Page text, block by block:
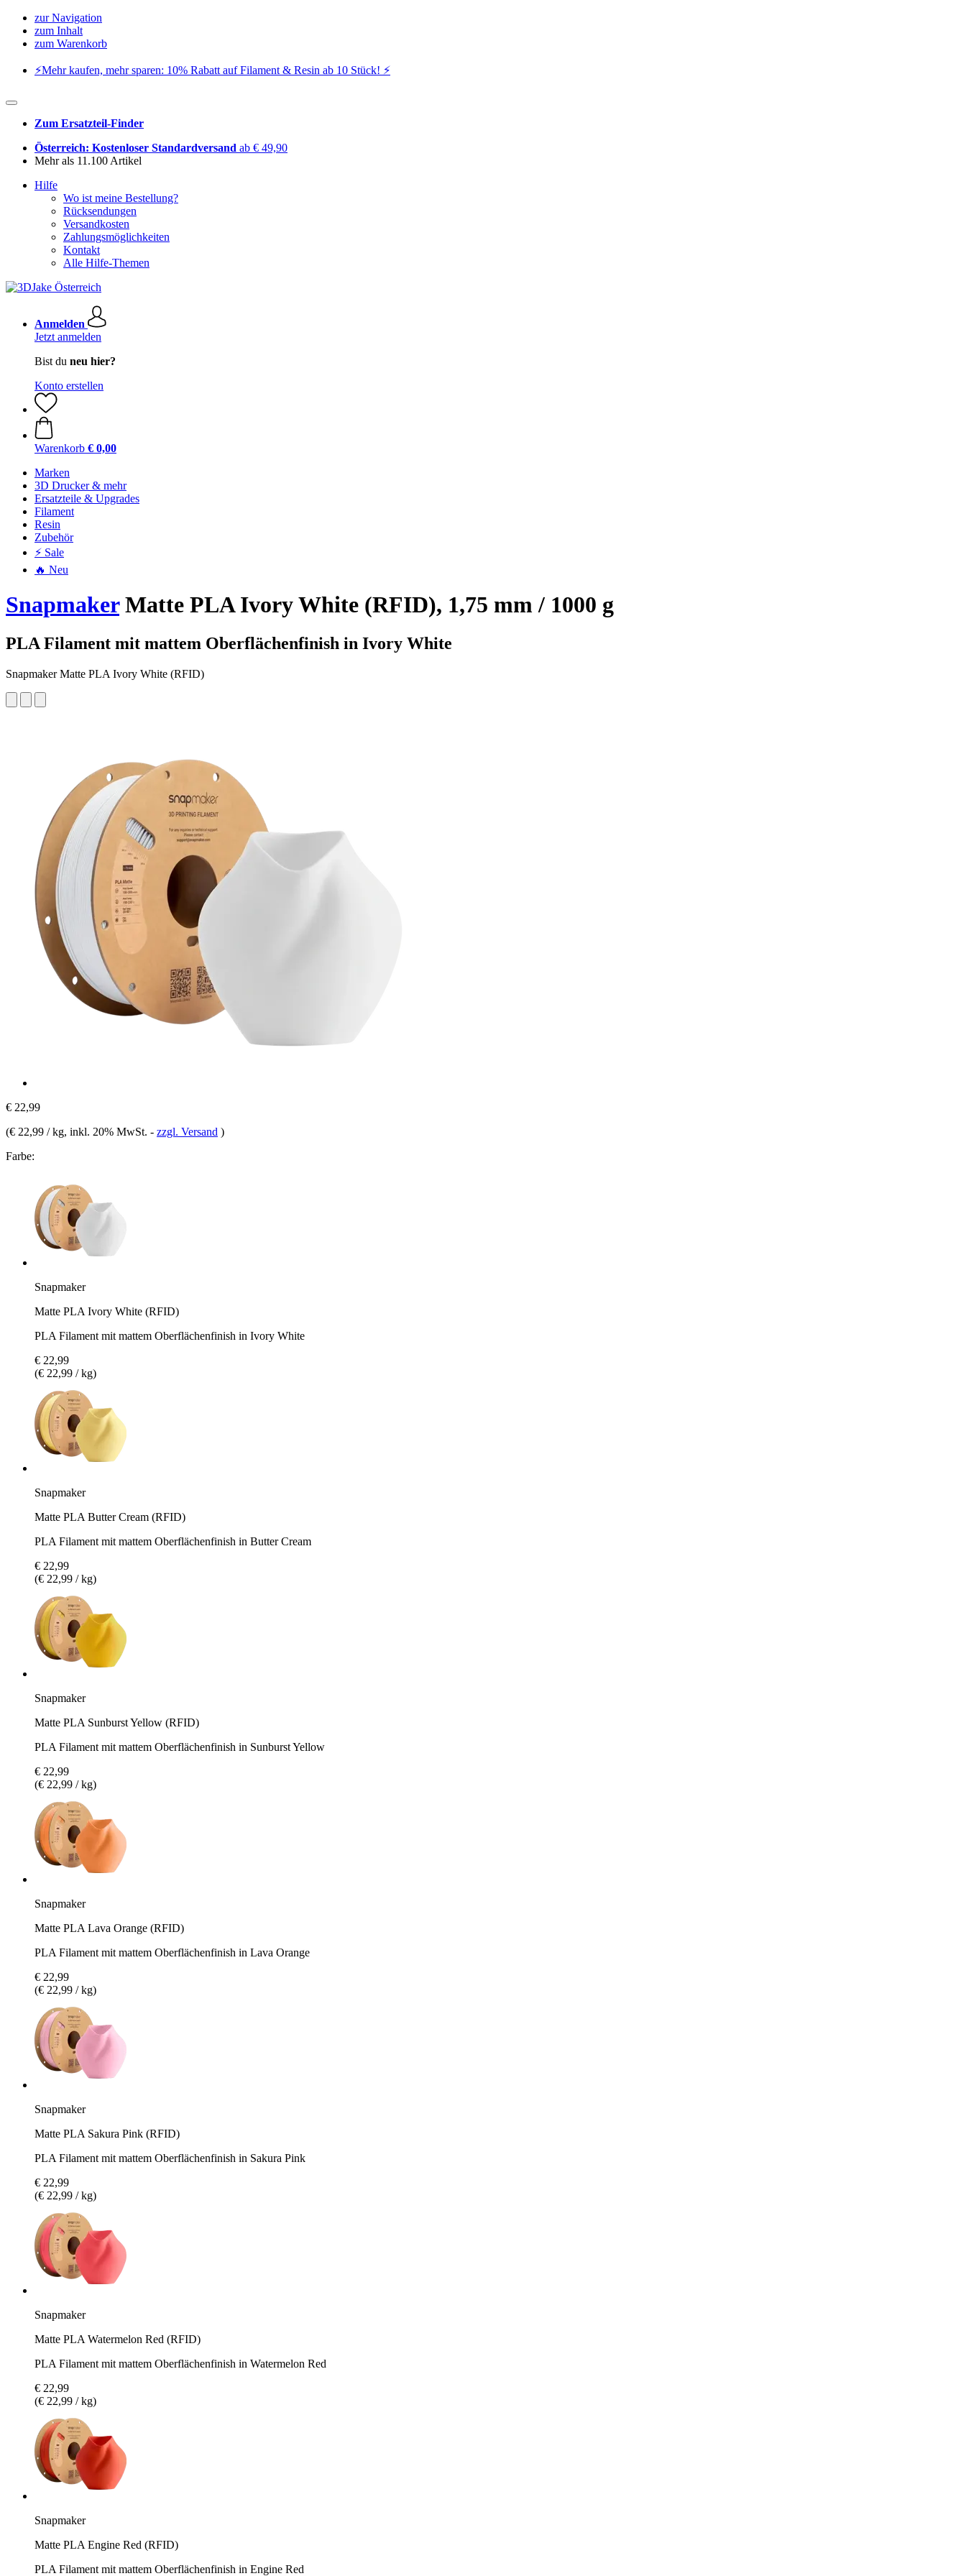
zur Navigation
zum Inhalt
zum Warenkorb
⚡️Mehr kaufen, mehr sparen: 10% Rabatt auf Filament & Resin ab 10 Stück! ⚡️
Zum Ersatzteil-Finder
Österreich: Kostenloser Standardversand ab € 49,90
Mehr als 11.100 Artikel
Hilfe
Wo ist meine Bestellung?
Rücksendungen
Versandkosten
Zahlungsmöglichkeiten
Kontakt
Alle Hilfe-Themen
Anmelden
Jetzt anmelden
Bist du neu hier?
Konto erstellen
Warenkorb € 0,00
Marken
3D Drucker & mehr
Ersatzteile & Upgrades
Filament
Resin
Zubehör
⚡ Sale
🔥 Neu
SnapmakerMatte PLA Ivory White (RFID), 1,75 mm / 1000 g
PLA Filament mit mattem Oberflächenfinish in Ivory White
Snapmaker Matte PLA Ivory White (RFID)
€ 22,99
(€ 22,99 / kg, inkl. 20% MwSt. - zzgl. Versand )
Farbe:
Snapmaker
Matte PLA Ivory White (RFID)
PLA Filament mit mattem Oberflächenfinish in Ivory White
€ 22,99
(€ 22,99 / kg)
Snapmaker
Matte PLA Butter Cream (RFID)
PLA Filament mit mattem Oberflächenfinish in Butter Cream
€ 22,99
(€ 22,99 / kg)
Snapmaker
Matte PLA Sunburst Yellow (RFID)
PLA Filament mit mattem Oberflächenfinish in Sunburst Yellow
€ 22,99
(€ 22,99 / kg)
Snapmaker
Matte PLA Lava Orange (RFID)
PLA Filament mit mattem Oberflächenfinish in Lava Orange
€ 22,99
(€ 22,99 / kg)
Snapmaker
Matte PLA Sakura Pink (RFID)
PLA Filament mit mattem Oberflächenfinish in Sakura Pink
€ 22,99
(€ 22,99 / kg)
Snapmaker
Matte PLA Watermelon Red (RFID)
PLA Filament mit mattem Oberflächenfinish in Watermelon Red
€ 22,99
(€ 22,99 / kg)
Snapmaker
Matte PLA Engine Red (RFID)
PLA Filament mit mattem Oberflächenfinish in Engine Red